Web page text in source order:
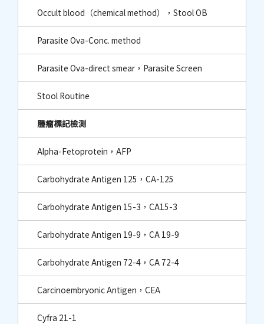
Occult blood（chemical method），Stool OB
Parasite Ova-Conc. method
Parasite Ova-direct smear，Parasite Screen
Stool Routine
腫瘤標記檢測
Alpha-Fetoprotein，AFP
Carbohydrate Antigen 125，CA-125
Carbohydrate Antigen 15-3，CA15-3
Carbohydrate Antigen 19-9，CA 19-9
Carbohydrate Antigen 72-4，CA 72-4
Carcinoembryonic Antigen，CEA​
Cyfra 21-1